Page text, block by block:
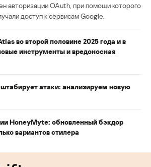
авторизации OAuth, при помощи которого
доступ к сервисам Google.
во второй половине 2025 года и в
инструменты и вредоносная
атаки: анализируем новую
HoneyMyte: обновленный бэкдор
вариантов стилера